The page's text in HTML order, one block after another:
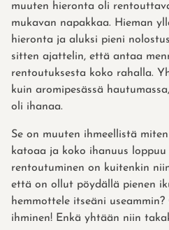
muuten hieronta oli
mukavan napakkaa. Hieman
hieronta ja aluksi pieni
sitten ajattelin, että antaa
rentoutuksesta koko rahalla.
kuin aromipesässä
oli ihanaa.
Se on muuten ihmeellistä
katoaa ja koko ihanuus
rentoutuminen on kuitenkin
että on ollut pöydällä pienen
hemmottele itseäni
ihminen! Enkä yhtään niin